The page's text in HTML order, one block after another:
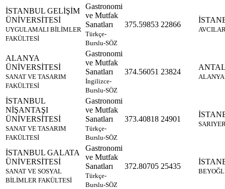
İSTANBUL GELİŞİM
ÜNİVERSİTESİ
UYGULAMALI BİLİMLER
FAKÜLTESİ
Gastronomi
ve Mutfak
Sanatları
Türkçe-
Burslu-SÖZ
375.59853 22866
ALANYA
ÜNİVERSİTESİ
SANAT VE TASARIM
FAKÜLTESİ
Gastronomi
ve Mutfak
Sanatları
İngilizce-
Burslu-SÖZ
374.56051 23824
ALANYA
İSTANBUL
NİŞANTAŞI
ÜNİVERSİTESİ
SANAT VE TASARIM
FAKÜLTESİ
Gastronomi
ve Mutfak
Sanatları
Türkçe-
Burslu-SÖZ
373.40818 24901
İSTANBUL GALATA
ÜNİVERSİTESİ
SANAT VE SOSYAL
BİLİMLER FAKÜLTESİ
Gastronomi
ve Mutfak
Sanatları
Türkçe-
Burslu-SÖZ
372.80705 25435